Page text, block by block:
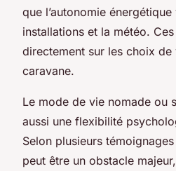
que l’autonomie
installations et la météo.
directement sur les choix
caravane.
Le mode de vie nomade ou
aussi une flexibilité
Selon plusieurs
peut être un obstacle